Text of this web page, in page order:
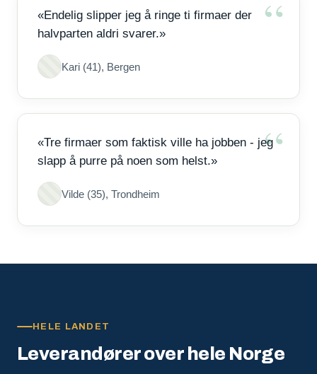
«Endelig slipper jeg å ringe ti firmaer der
halvparten aldri svarer.»
Kari (41), Bergen
«Tre firmaer som faktisk ville ha jobben - jeg
slapp å purre på noen som helst.»
Vilde (35), Trondheim
HELE LANDET
Leverandører over hele Norge